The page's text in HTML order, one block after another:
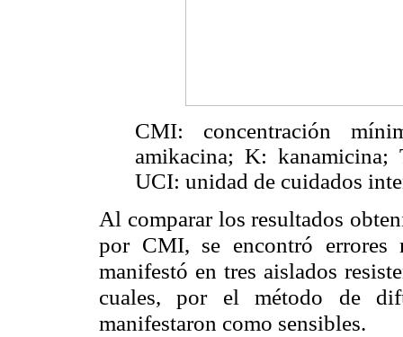
CMI: concentración
amikacina; K: kanamicina;
UCI: unidad de cuidados
Al comparar los resultados
por CMI, se encontró errores
manifestó en tres aislados
cuales, por el método de
manifestaron como sensibles.